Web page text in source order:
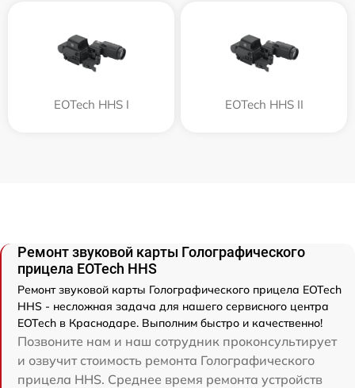
EOTech HHS I EOTech HHS II
Ремонт звуковой карты Голографического
прицела EOTech HHS
Ремонт звуковой карты Голографического прицела EOTech
HHS - несложная задача для нашего сервисного центра
EOTech в Краснодаре. Выполним быстро и качественно!
Позвоните нам и наш сотрудник проконсультирует
и озвучит стоимость ремонта Голографического
прицела HHS. Среднее время ремонта устройств